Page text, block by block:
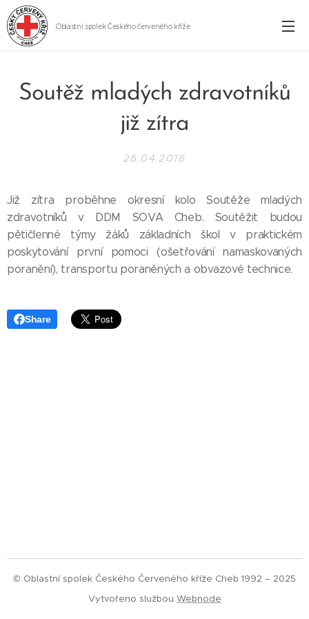
Oblastní spolek Českého červeného kříže
Soutěž mladých zdravotníků
již zítra
26.04.2016
Již zítra proběhne okresní kolo Soutěže mladých
zdravotníků v DDM SOVA Cheb. Soutěžit budou
pětičlenné týmy žáků základních škol v praktickém
poskytování první pomoci (ošetřování namaskovaných
poranění), transportu poraněných a obvazové technice.
Share
© Oblastní spolek Českého Červeného kříže Cheb 1992 – 2025
Vytvořeno službou Webnode